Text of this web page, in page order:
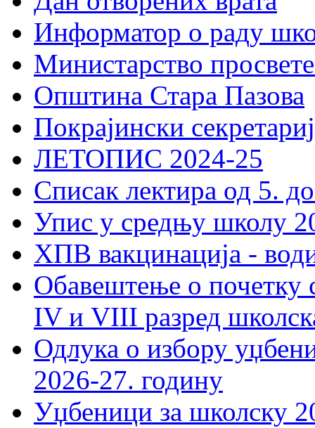
Информатор о раду
Министарство
Општина Стара Пазова
Покрајински
ЛЕТОПИС 2024-25
Списак лектира од 5.
Упис у средњу школу
ХПВ вакцинација -
Обавештење о почетку
IV и VIII разред
Одлука о избору
2026-27. годину
Уџбеници за школску